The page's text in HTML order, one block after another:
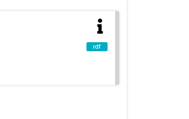
rdf